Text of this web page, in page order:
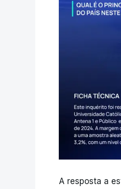
A resposta a